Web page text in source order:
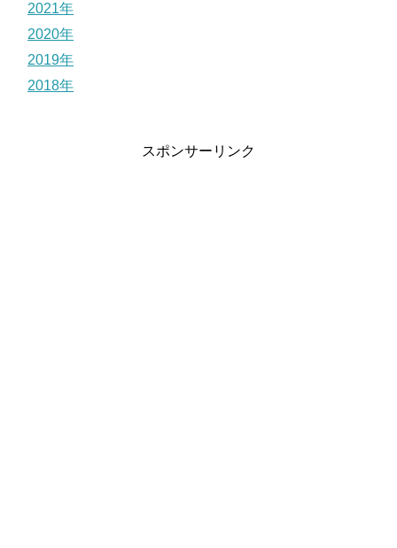
2021年
2020年
2019年
2018年
スポンサーリンク